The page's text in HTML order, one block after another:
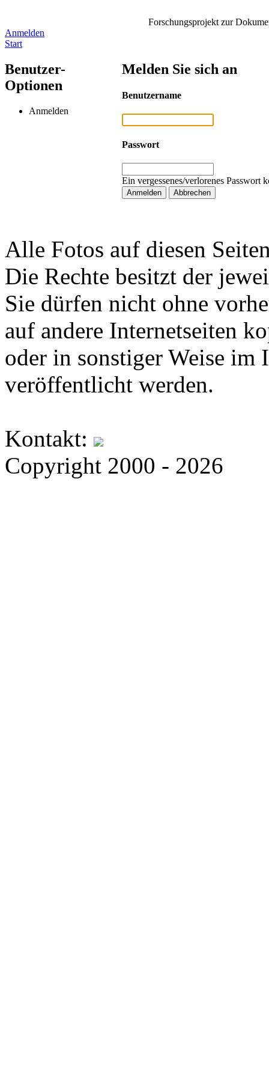
Forschungsprojekt zur
Anmelden
Start
Benutzer-
Optionen
Anmelden
Melden Sie sich an
Benutzername
Passwort
Ein vergessenes/verlorenes Passwort
Alle Fotos auf diesen
Die Rechte besitzt der
Sie dürfen nicht ohne
auf andere Internetseiten
oder in sonstiger Weise im
veröffentlicht werden.
Kontakt:
Copyright 2000 - 2026